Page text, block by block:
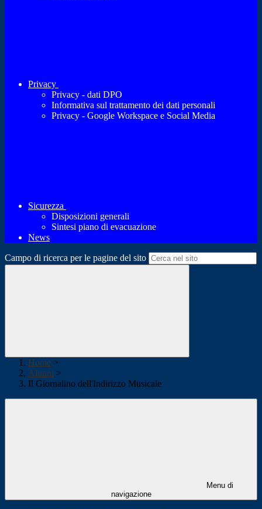
Privacy
Privacy - dati DPO
Informativa sul trattamento dei dati personali
Privacy - Google Workspace e Social Media
Sicurezza
Disposizioni generali
Sintesi piano di evacuazione
News
Campo di ricerca per le pagine del sito
Home >
Alunni >
Il Giornalino dell'Indirizzo Musicale
Menu di
navigazione